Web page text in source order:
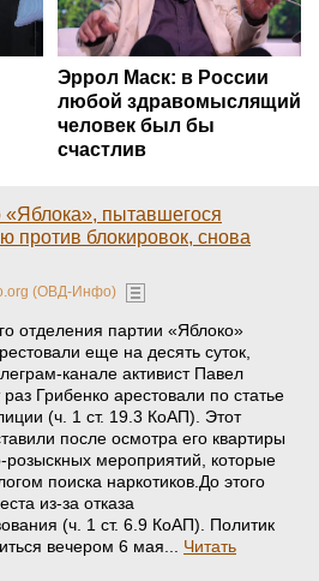
Эррол Маск: в России
любой здравомыслящий
человек был бы
счастлив
«Яблока», пытавшегося
против блокировок, снова
(ОВД-Инфо)
отделения партии «Яблоко»
еще на десять суток,
канале активист Павел
Грибенко арестовали по статье
(ч. 1 ст. 19.3 КоАП). Этот
после осмотра его квартиры
розыскных мероприятий, которые
поиска наркотиков.До этого
из-за отказа
(ч. 1 ст. 6.9 КоАП). Политик
вечером 6 мая... Читать